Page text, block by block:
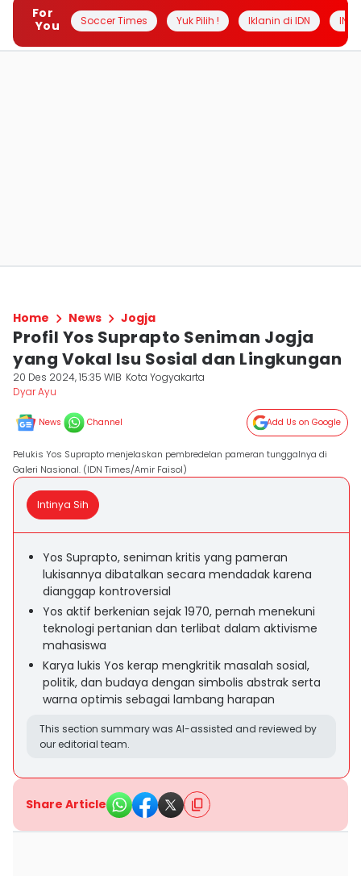
For
You
Soccer Times Yuk Pilih ! Iklanin di IDN
Home News Jogja
Profil Yos Suprapto Seniman Jogja
yang Vokal Isu Sosial dan Lingkungan
20 Des 2024, 15:35 WIB Kota Yogyakarta
Dyar Ayu
News Channel Add Us on Google
Pelukis Yos Suprapto menjelaskan pembredelan pameran tunggalnya di
Galeri Nasional. (IDN Times/Amir Faisol)
Intinya Sih
Yos Suprapto, seniman kritis yang pameran
lukisannya dibatalkan secara mendadak karena
dianggap kontroversial
Yos aktif berkenian sejak 1970, pernah menekuni
teknologi pertanian dan terlibat dalam aktivisme
mahasiswa
Karya lukis Yos kerap mengkritik masalah sosial,
politik, dan budaya dengan simbolis abstrak serta
warna optimis sebagai lambang harapan
This section summary was AI-assisted and reviewed by
our editorial team.
Share Article